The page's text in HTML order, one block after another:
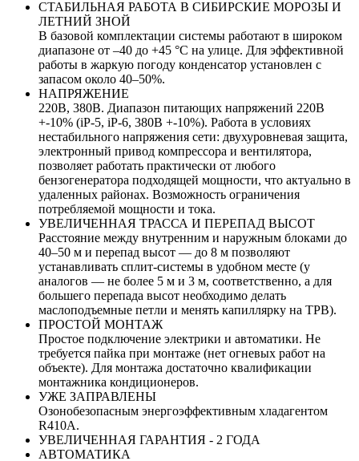
СТАБИЛЬНАЯ РАБОТА В СИБИРСКИЕ МОРОЗЫ И
ЛЕТНИЙ ЗНОЙ
В базовой комплектации системы работают в широком
диапазоне от –40 до +45 °C на улице. Для эффективной
работы в жаркую погоду конденсатор установлен с
запасом около 40–50%.
НАПРЯЖЕНИЕ
220В, 380В. Диапазон питающих напряжений 220В
+-10% (iP‑5, iP‑6, 380В +-10%). Работа в условиях
нестабильного напряжения сети: двухуровневая защита,
электронный привод компрессора и вентилятора,
позволяет работать практически от любого
бензогенератора подходящей мощности, что актуально в
удаленных районах. Возможность ограничения
потребляемой мощности и тока.
УВЕЛИЧЕННАЯ ТРАССА И ПЕРЕПАД ВЫСОТ
Расстояние между внутренним и наружным блоками до
40–50 м и перепад высот — до 8 м позволяют
устанавливать сплит-системы в удобном месте (у
аналогов — не более 5 м и 3 м, соответственно, а для
большего перепада высот необходимо делать
маслоподъемные петли и менять капиллярку на ТРВ).
ПРОСТОЙ МОНТАЖ
Простое подключение электрики и автоматики. Не
требуется пайка при монтаже (нет огневых работ на
объекте). Для монтажа достаточно квалификации
монтажника кондиционеров.
УЖЕ ЗАПРАВЛЕНЫ
Озонобезопасным энергоэффективным хладагентом
R410A.
УВЕЛИЧЕННАЯ ГАРАНТИЯ - 2 ГОДА
АВТОМАТИКА